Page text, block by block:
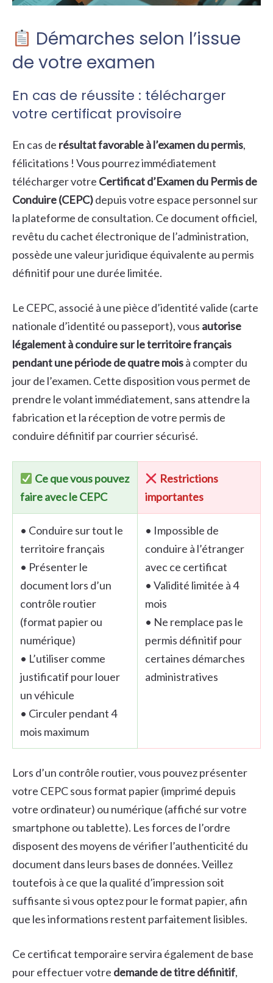
Démarches selon l’issue
de votre examen
En cas de réussite : télécharger
votre certificat provisoire
En cas de résultat favorable à l’examen du permis,
félicitations ! Vous pourrez immédiatement
télécharger votre Certificat d’Examen du Permis de
Conduire (CEPC)depuis votre espace personnel sur
la plateforme de consultation. Ce document officiel,
revêtu du cachet électronique de l’administration,
possède une valeur juridique équivalente au permis
définitif pour une durée limitée.
Le CEPC, associé à une pièce d’identité valide (carte
nationale d’identité ou passeport), vous autorise
légalement à conduire sur le territoire français
pendant une période de quatre moisà compter du
jour de l’examen. Cette disposition vous permet de
prendre le volant immédiatement, sans attendre la
fabrication et la réception de votre permis de
conduire définitif par courrier sécurisé.
Ce que vous pouvez
faire avec le CEPC
Restrictions
importantes
• Conduire sur tout le
territoire français
• Présenter le
document lors d’un
contrôle routier
(format papier ou
numérique)
• L’utiliser comme
justificatif pour louer
un véhicule
• Circuler pendant 4
mois maximum
• Impossible de
conduire à l’étranger
avec ce certificat
• Validité limitée à 4
mois
• Ne remplace pas le
permis définitif pour
certaines démarches
administratives
Lors d’un contrôle routier, vous pouvez présenter
votre CEPC sous format papier (imprimé depuis
votre ordinateur) ou numérique (affiché sur votre
smartphone ou tablette). Les forces de l’ordre
disposent des moyens de vérifier l’authenticité du
document dans leurs bases de données. Veillez
toutefois à ce que la qualité d’impression soit
suffisante si vous optez pour le format papier, afin
que les informations restent parfaitement lisibles.
Ce certificat temporaire servira également de base
pour effectuer votre demande de titre définitif,